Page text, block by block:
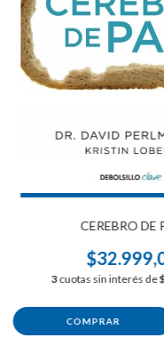
CEREBRO DE
3cuotas sin interés de